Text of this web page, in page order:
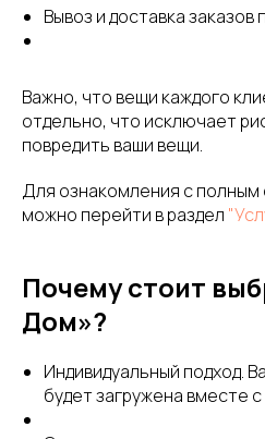
Вывоз и доставка
Важно, что вещи каждого
отдельно, что исключает
повредить ваши вещи.
Для ознакомления с полным
можно перейти в раздел
Почему стоит
Дом»?
Индивидуальный подход.
будет загружена вместе